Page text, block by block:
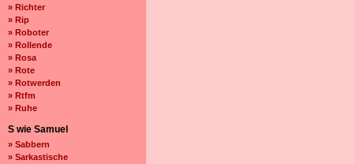
» Richter
» Rip
» Roboter
» Rollende
» Rosa
» Rote
» Rotwerden
» Rtfm
» Ruhe
S wie Samuel
» Sabbern
» Sarkastische